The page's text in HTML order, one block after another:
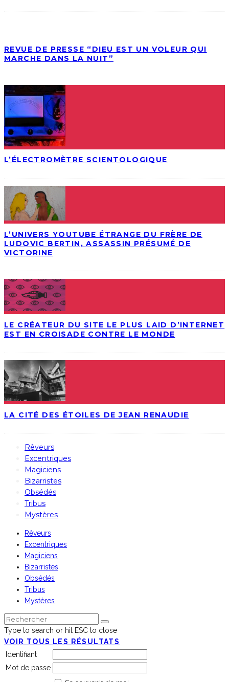
REVUE DE PRESSE “DIEU EST UN VOLEUR QUI
MARCHE DANS LA NUIT”
L’ÉLECTROMÈTRE SCIENTOLOGIQUE
L’UNIVERS YOUTUBE ÉTRANGE DU FRÈRE DE
LUDOVIC BERTIN, ASSASSIN PRÉSUMÉ DE
VICTORINE
LE CRÉATEUR DU SITE LE PLUS LAID D’INTERNET
EST EN CROISADE CONTRE LE MONDE
LA CITÉ DES ÉTOILES DE JEAN RENAUDIE
Rêveurs
Excentriques
Magiciens
Bizarristes
Obsédés
Tribus
Mystères
Rêveurs
Excentriques
Magiciens
Bizarristes
Obsédés
Tribus
Mystères
Type to search or hit ESC to close
VOIR TOUS LES RÉSULTATS
Identifiant
Mot de passe